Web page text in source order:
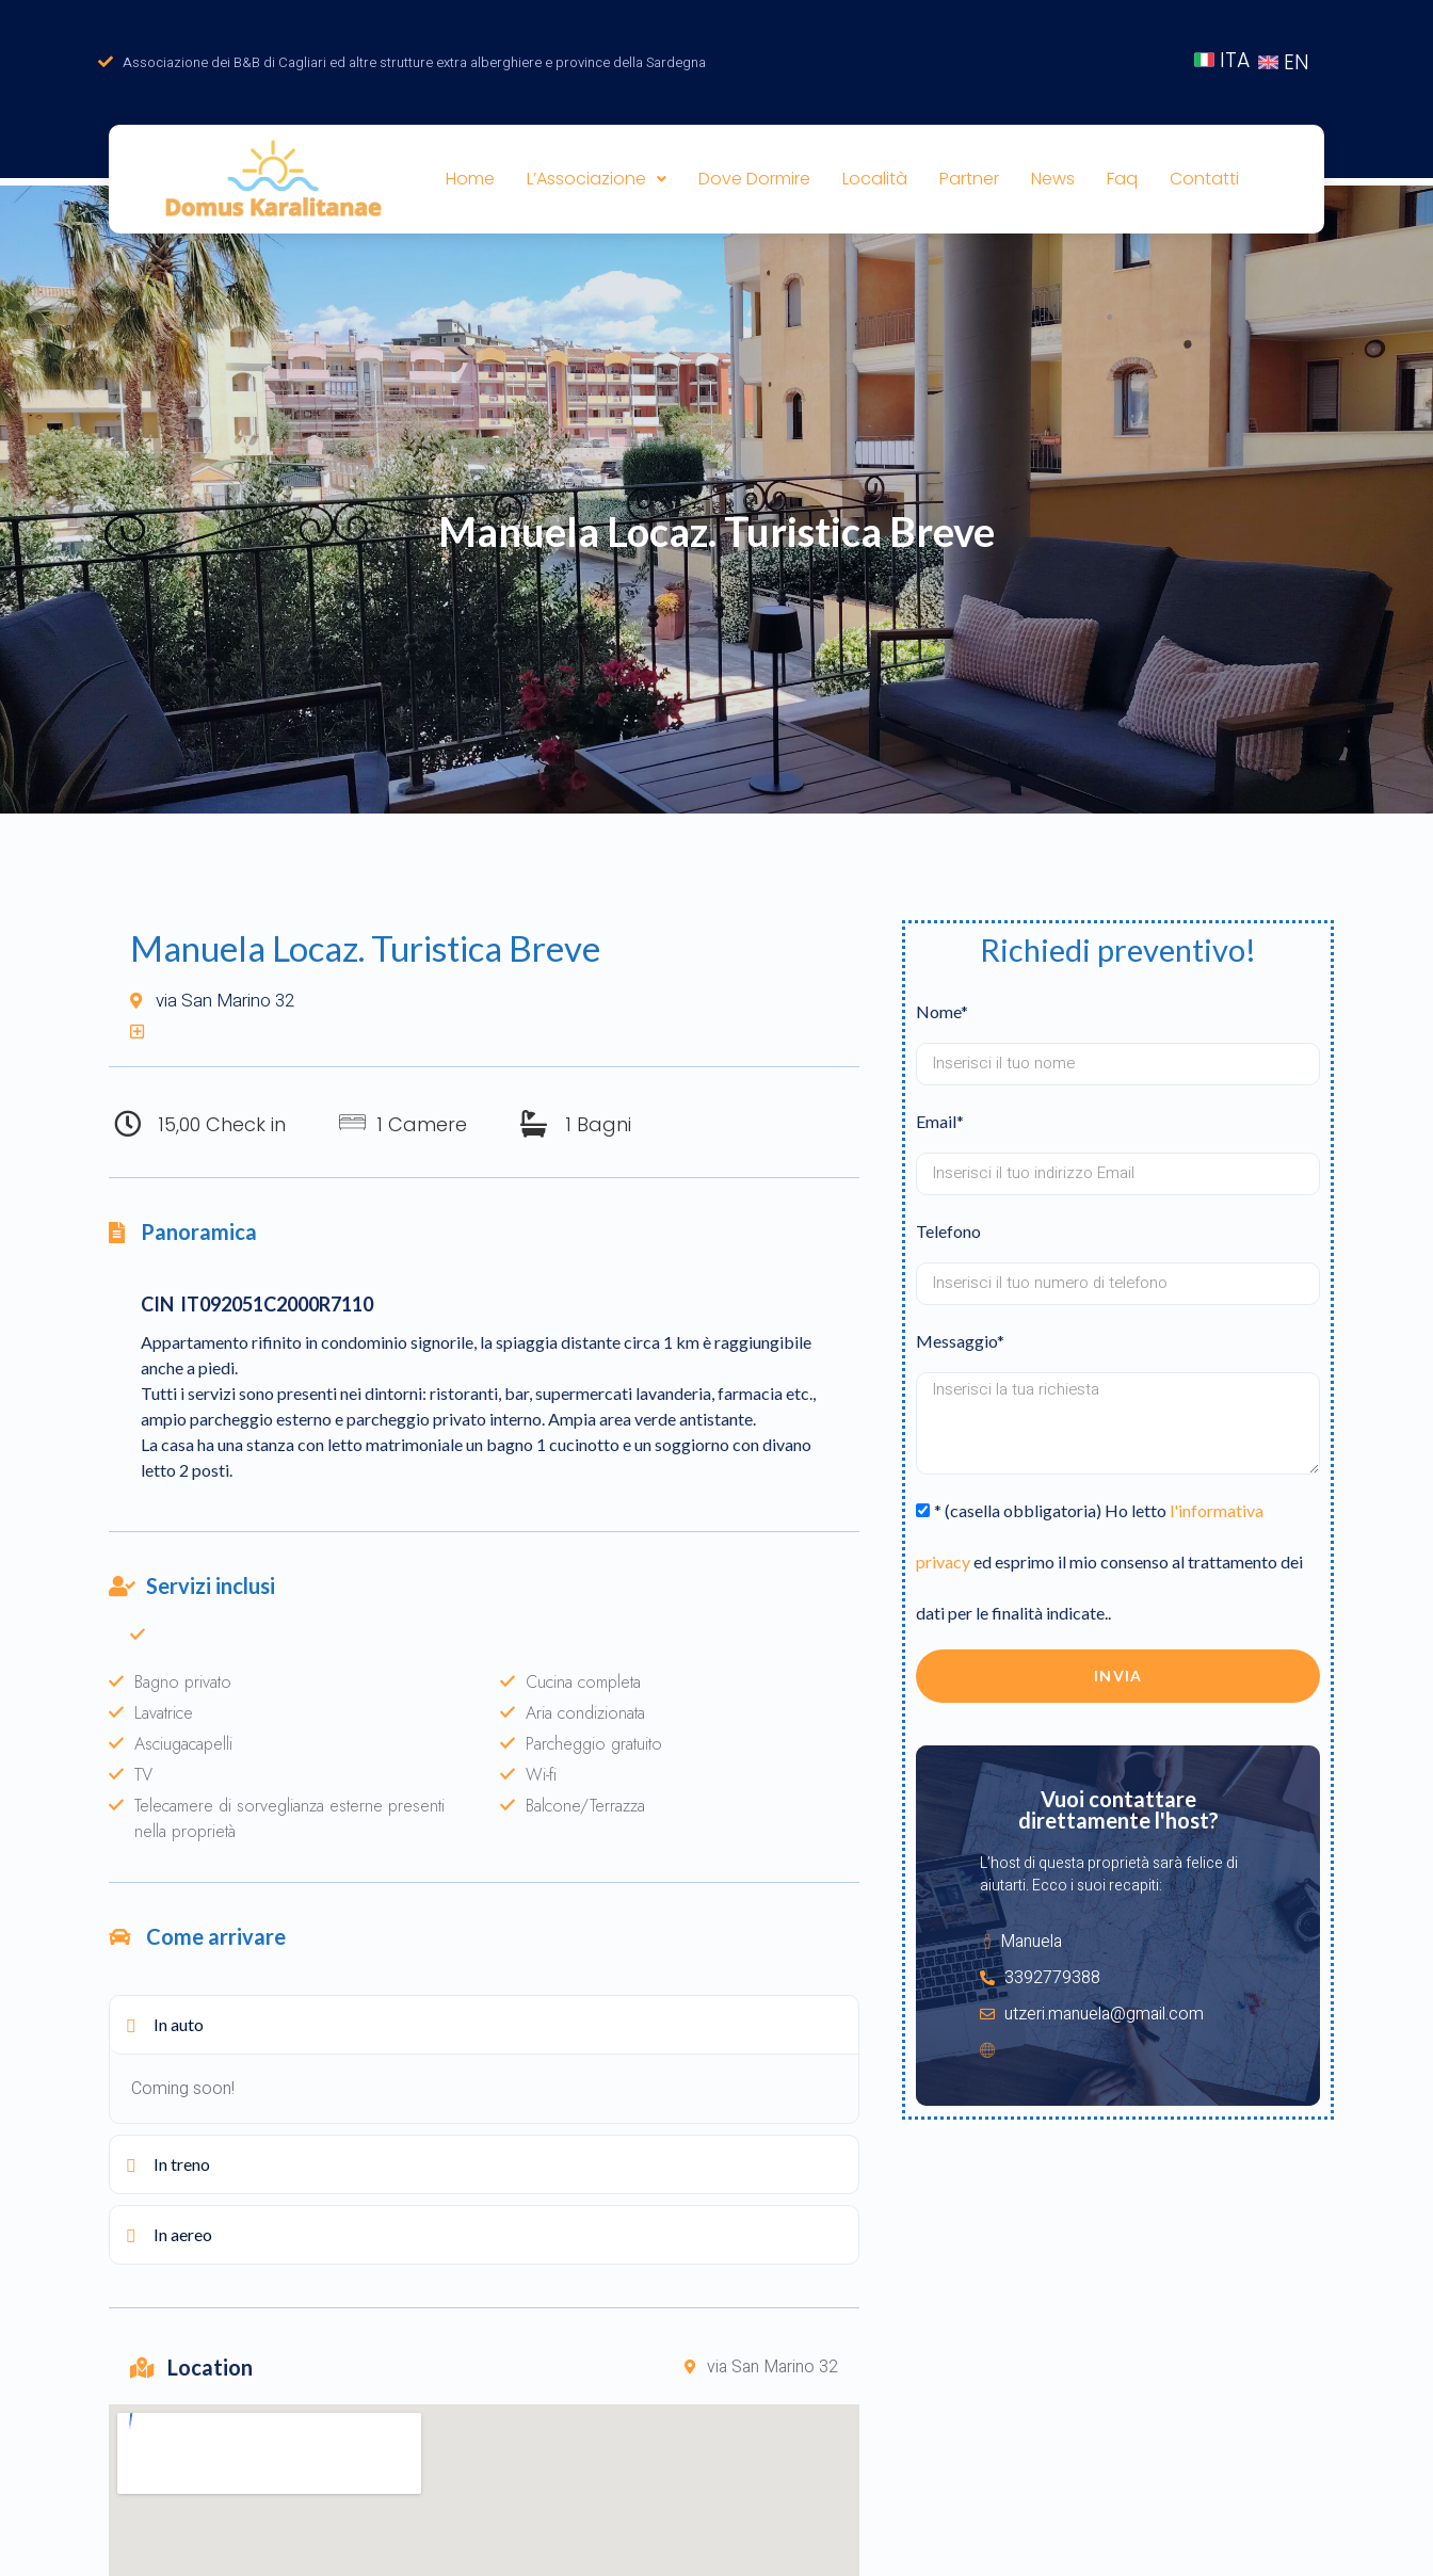
Associazione dei B&B di Cagliari ed altre strutture extra alberghiere e province della Sardegna ITA EN
Home L’Associazione Dove Dormire Località Partner News Faq Contatti
Manuela Locaz. Turistica Breve
Manuela Locaz. Turistica Breve
via San Marino 32
15,00 Check in 1 Camere 1 Bagni
Panoramica
CIN IT092051C2000R7110
Appartamento rifinito in condominio signorile, la spiaggia distante circa 1 km è raggiungibile
anche a piedi.
Tutti i servizi sono presenti nei dintorni: ristoranti, bar, supermercati lavanderia, farmacia etc.,
ampio parcheggio esterno e parcheggio privato interno. Ampia area verde antistante.
La casa ha una stanza con letto matrimoniale un bagno 1 cucinotto e un soggiorno con divano
letto 2 posti.
Servizi inclusi
Bagno privato
Lavatrice
Asciugacapelli
TV
Telecamere di sorveglianza esterne presenti
nella proprietà
Cucina completa
Aria condizionata
Parcheggio gratuito
Wi-fi
Balcone/Terrazza
Come arrivare
In auto
Coming soon!
In treno
In aereo
Location via San Marino 32
Richiedi preventivo!
Nome*
Email*
Telefono
Messaggio*
* (casella obbligatoria) Ho letto l'informativa
privacyed esprimo il mio consenso al trattamento dei
dati per le finalità indicate..
INVIA
Vuoi contattare
direttamente l'host?
L’host di questa proprietà sarà felice di
aiutarti. Ecco i suoi recapiti:
Manuela
3392779388
utzeri.manuela@gmail.com